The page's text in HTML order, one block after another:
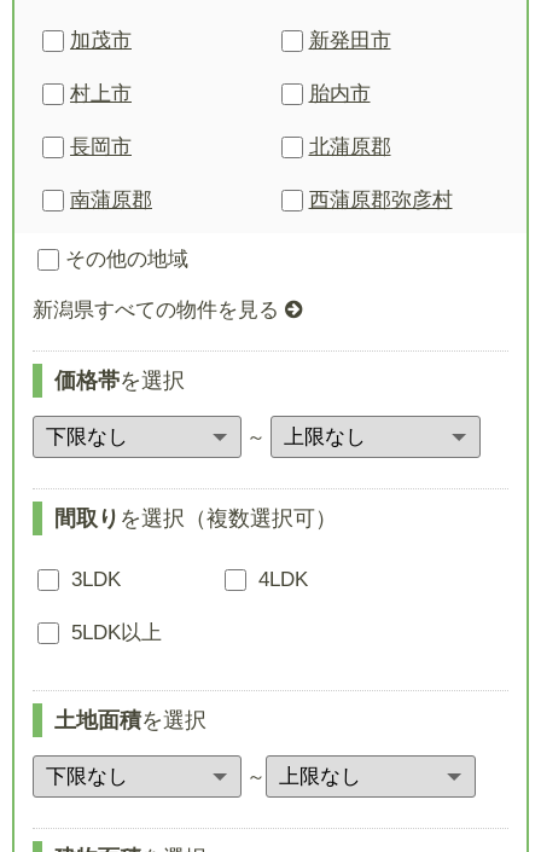
加茂市 新発田市
村上市 胎内市
長岡市 北蒲原郡
南蒲原郡 西蒲原郡弥彦村
その他の地域
新潟県すべての物件を見る
価格帯を選択
～
間取り を選択（複数選択可）
3LDK 4LDK
5LDK以上
土地面積を選択
～